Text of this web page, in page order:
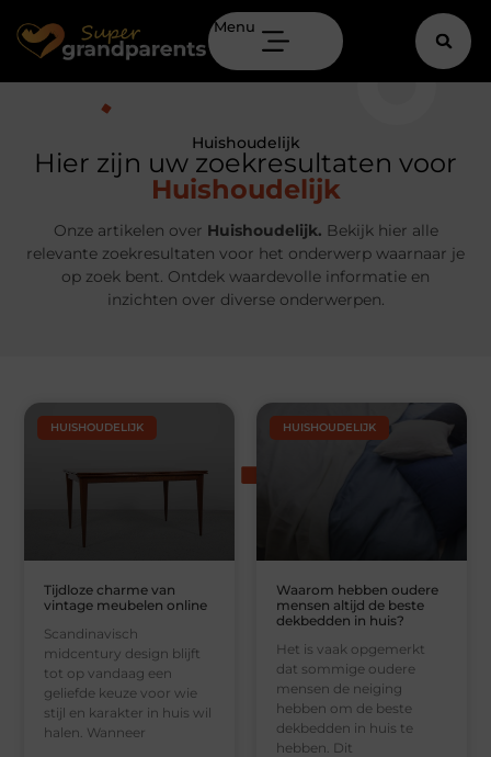
Menu
Huishoudelijk
Hier zijn uw zoekresultaten voor
Huishoudelijk
Onze artikelen over Huishoudelijk. Bekijk hier alle
relevante zoekresultaten voor het onderwerp waarnaar je
op zoek bent. Ontdek waardevolle informatie en
inzichten over diverse onderwerpen.
HUISHOUDELIJK
Tijdloze charme van
vintage meubelen online
Scandinavisch
midcentury design blijft
tot op vandaag een
geliefde keuze voor wie
stijl en karakter in huis wil
halen. Wanneer
HUISHOUDELIJK
Waarom hebben oudere
mensen altijd de beste
dekbedden in huis?
Het is vaak opgemerkt
dat sommige oudere
mensen de neiging
hebben om de beste
dekbedden in huis te
hebben. Dit